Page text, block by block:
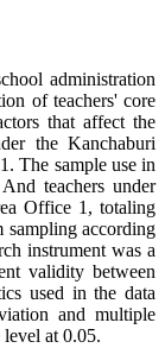
administration
of teachers' core
that affect the
the Kanchaburi
The sample use in
teachers under
Office 1, totaling
sampling according
instrument was a
validity between
used in the data
and multiple
at 0.05.